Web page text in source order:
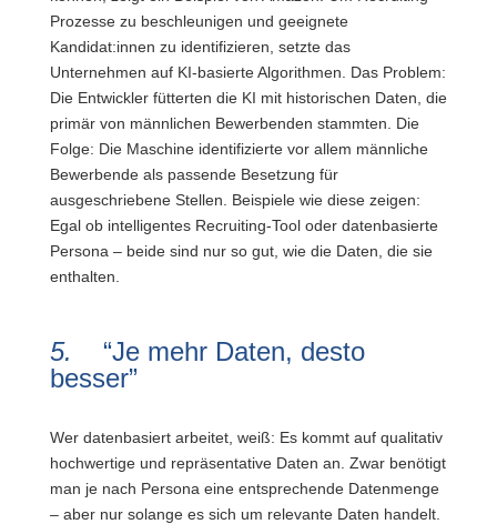
Prozesse zu beschleunigen und geeignete
Kandidat:innen zu identifizieren, setzte das
Unternehmen auf KI-basierte Algorithmen. Das Problem:
Die Entwickler fütterten die KI mit historischen Daten, die
primär von männlichen Bewerbenden stammten. Die
Folge: Die Maschine identifizierte vor allem männliche
Bewerbende als passende Besetzung für
ausgeschriebene Stellen. Beispiele wie diese zeigen:
Egal ob intelligentes Recruiting-Tool oder datenbasierte
Persona – beide sind nur so gut, wie die Daten, die sie
enthalten.
5. “Je mehr Daten, desto
besser”
Wer datenbasiert arbeitet, weiß: Es kommt auf qualitativ
hochwertige und repräsentative Daten an. Zwar benötigt
man je nach Persona eine entsprechende Datenmenge
– aber nur solange es sich um relevante Daten handelt.